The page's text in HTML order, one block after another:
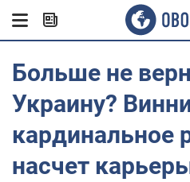
Больше не
Украину?
кардинальное
насчет